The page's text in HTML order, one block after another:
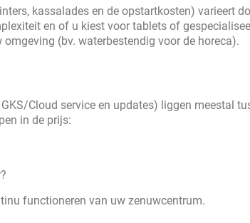
kassalades en de opstartkosten) varieert
en of u kiest voor tablets of
(bv. waterbestendig voor de horeca).
Cloud service en updates) liggen meestal
in de prijs:
functioneren van uw zenuwcentrum.